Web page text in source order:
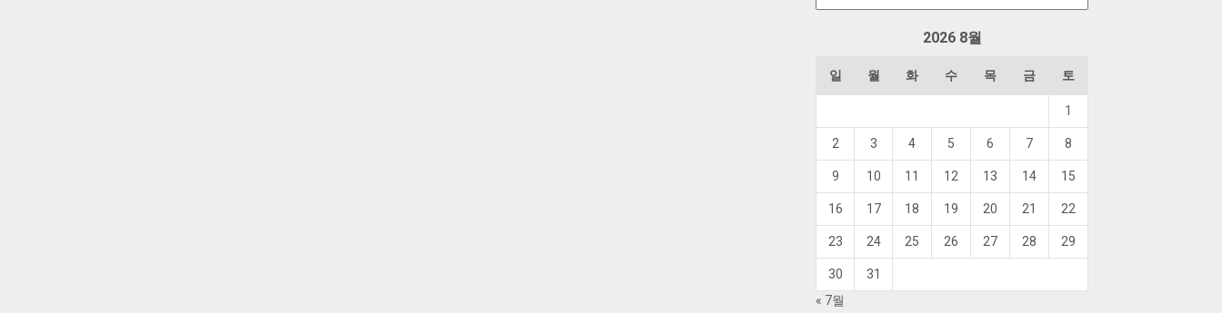
2026 8월
일 월 화 수 목 금 토
1
2 3 4 5 6 7 8
9 10 11 12 13 14 15
16 17 18 19 20 21 22
23 24 25 26 27 28 29
30
31
« 7월